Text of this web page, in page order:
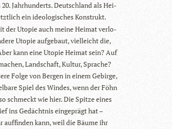
Jahr­hun­derts. Deutsch­land als Hei­
ein ideo­lo­gi­sches Kon­strukt.
der Uto­pie auch meine Hei­mat ver­lo­
Uto­pie auf­ge­baut, viel­leicht die,
kann eine Uto­pie Hei­mat sein? Auf
Land­schaft, Kul­tur, Spra­che?
Folge von Ber­gen in einem Gebirge,
Spiel des Win­des, wenn der Föhn
schmeckt wie hier. Die Spitze eines
ins Gedächt­nis ein­ge­prägt hat –
auf­fin­den kann, weil die Bäume ihr